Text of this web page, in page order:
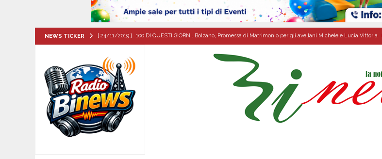
NEWS TICKER [ 24/11/2019 ] 100 DI QUESTI GIORNI. Bolzano, Promessa di Matrimonio per gli avellani Michele e Lucia Vittoria
[ 06/08/2026 ] Il comune di Meta di Sorrento stipula protolocco d’intesa con la guardia Agroforestale Italiana
CITTA'
[ 06/08/2026 ] Mugnano del Cardinale, Iolanda Prisco è la nuova agente della Polizia Municipale ATTUALITA'
[ 06/08/2026 ] Lutto ad Avella: è scomparso il dott. Domenico Amato, aveva 85 anni
[ 06/08/2026 ]